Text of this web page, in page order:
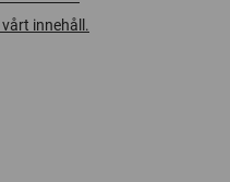
innehåll.